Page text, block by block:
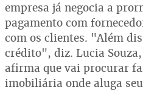
empresa já negocia a
pagamento com
com os clientes. "Além
crédito", diz. Lucia
afirma que vai procurar
imobiliária onde aluga